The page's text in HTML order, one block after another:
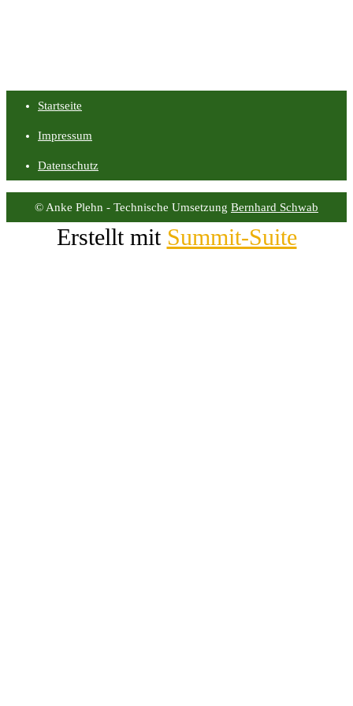
Startseite
Impressum
Datenschutz
© Anke Plehn - Technische Umsetzung Bernhard Schwab
Erstellt mit Summit-Suite